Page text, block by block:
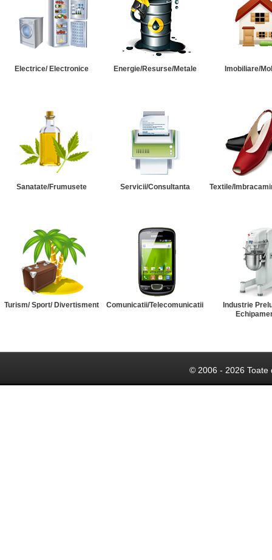
Electrice/ Electronice Energie/Resurse/Metale Imobiliare/
Sanatate/Frumusete Servicii/Consultanta Textile/
Turism/ Sport/ Divertisment Comunicatii/Telecomunicatii
Industrie
© 2006 - 2026